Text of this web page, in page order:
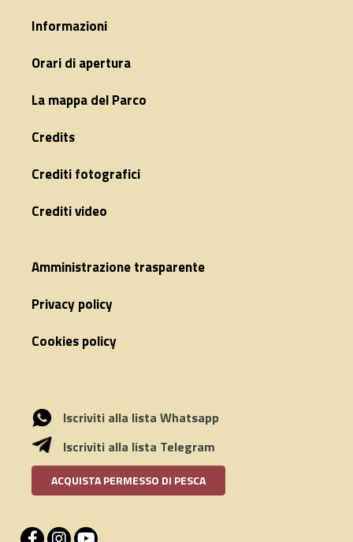
Informazioni
Orari di apertura
La mappa del Parco
Credits
Crediti fotografici
Crediti video
Amministrazione trasparente
Privacy policy
Cookies policy
Iscriviti alla lista Whatsapp
Iscriviti alla lista Telegram
ACQUISTA PERMESSO DI PESCA